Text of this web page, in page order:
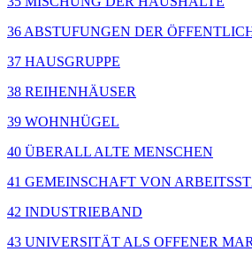
36 ABSTUFUNGEN DER
37 HAUSGRUPPE
38 REIHENHÄUSER
39 WOHNHÜGEL
40 ÜBERALL ALTE MENSCHEN
41 GEMEINSCHAFT VON
42 INDUSTRIEBAND
43 UNIVERSITÄT ALS OFFENER